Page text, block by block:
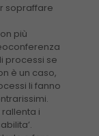
sopraffare
più
processi se
è un caso,
li fanno
i